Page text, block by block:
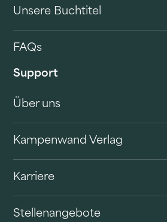
Unsere Buchtitel
FAQs
Support
Über uns
Kampenwand Verlag
Karriere
Stellenangebote